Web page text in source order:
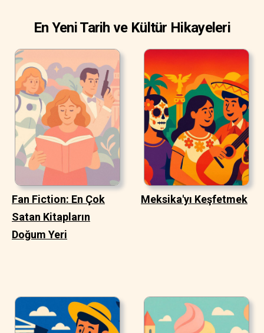
En Yeni Tarih ve Kültür Hikayeleri
Fan Fiction: En Çok
Satan Kitapların
Doğum Yeri
Meksika'yı Keşfetmek